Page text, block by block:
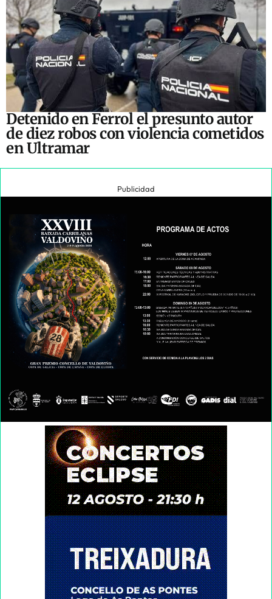
Detenido en Ferrol el presunto autor
de diez robos con violencia cometidos
en Ultramar
Publicidad